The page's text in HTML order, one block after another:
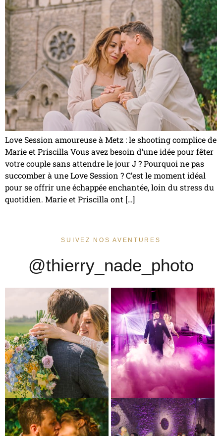
Love Session amoureuse à Metz : le shooting complice de
Marie et Priscilla Vous avez besoin d’une idée pour fêter
votre couple sans attendre le jour J ? Pourquoi ne pas
succomber à une Love Session ? C’est le moment idéal
pour se offrir une échappée enchantée, loin du stress du
quotidien. Marie et Priscilla ont […]
SUIVEZ NOS AVENTURES
@thierry_nade_photo